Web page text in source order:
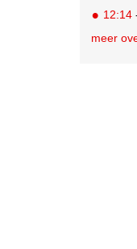
12:14
meer